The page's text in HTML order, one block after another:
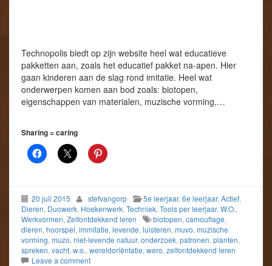
Technopolis biedt op zijn website heel wat educatieve
pakketten aan, zoals het educatief pakket na-apen. Hier
gaan kinderen aan de slag rond imitatie. Heel wat
onderwerpen komen aan bod zoals: biotopen,
eigenschappen van materialen, muzische vorming,…
Sharing = caring
20 juli 2015 stefvangorp 5e leerjaar, 6e leerjaar, Actief,
Dieren, Duowerk, Hoekenwerk, Techniek, Tools per leerjaar, W.O.,
Werkvormen, Zelfontdekkend leren biotopen, camouflage,
dieren, hoorspel, immitatie, levende, luisteren, muvo, muzische
vorming, muzo, niet-levende natuur, onderzoek, patronen, planten,
spreken, vacht, w.o., wereldoriëntatie, wero, zelfontdekkend leren
Leave a comment